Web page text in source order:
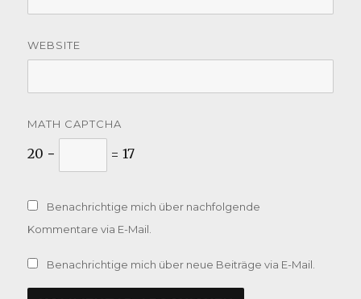
WEBSITE
MATH CAPTCHA
20 − = 17
Benachrichtige mich über nachfolgende
Kommentare via E-Mail.
Benachrichtige mich über neue Beiträge via E-Mail.